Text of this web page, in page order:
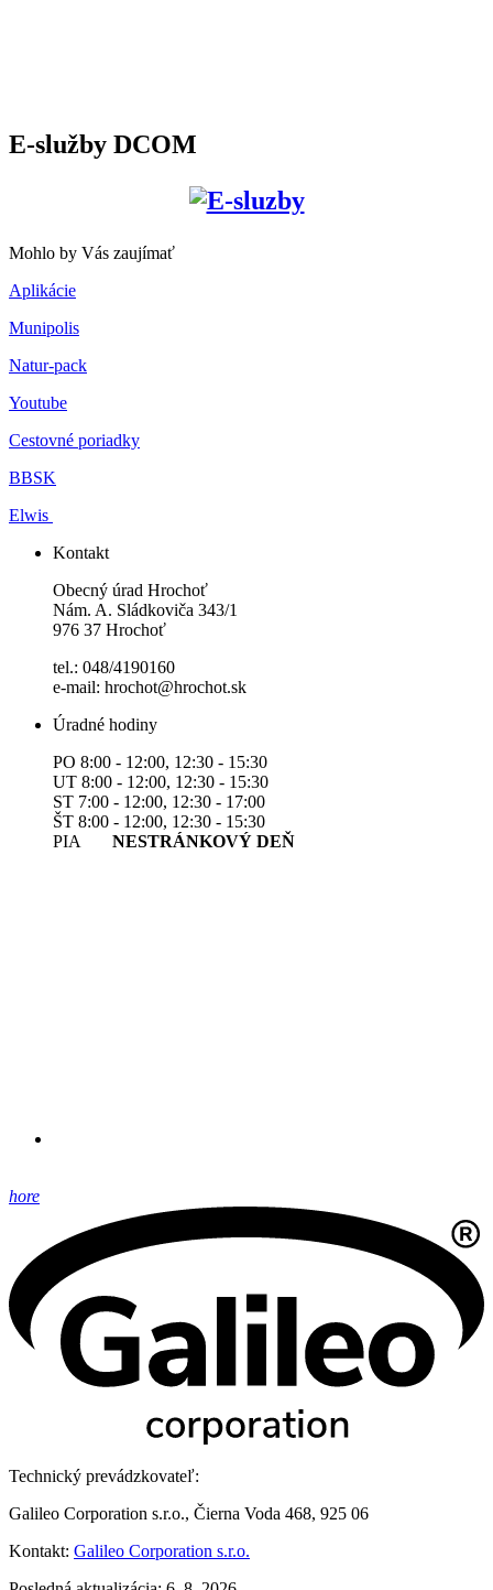
E-služby DCOM
Mohlo by Vás zaujímať
Aplikácie
Munipolis
Natur-pack
Youtube
Cestovné poriadky
BBSK
Elwis
Kontakt
Obecný úrad Hrochoť
Nám. A. Sládkoviča 343/1
976 37 Hrochoť
tel.: 048/4190160
e-mail: hrochot@hrochot.sk
Úradné hodiny
PO 8:00 - 12:00, 12:30 - 15:30
UT 8:00 - 12:00, 12:30 - 15:30
ST 7:00 - 12:00, 12:30 - 17:00
ŠT 8:00 - 12:00, 12:30 - 15:30
PIA NESTRÁNKOVÝ DEŇ
hore
Technický prevádzkovateľ:
Galileo Corporation s.r.o., Čierna Voda 468, 925 06
Kontakt: Galileo Corporation s.r.o.